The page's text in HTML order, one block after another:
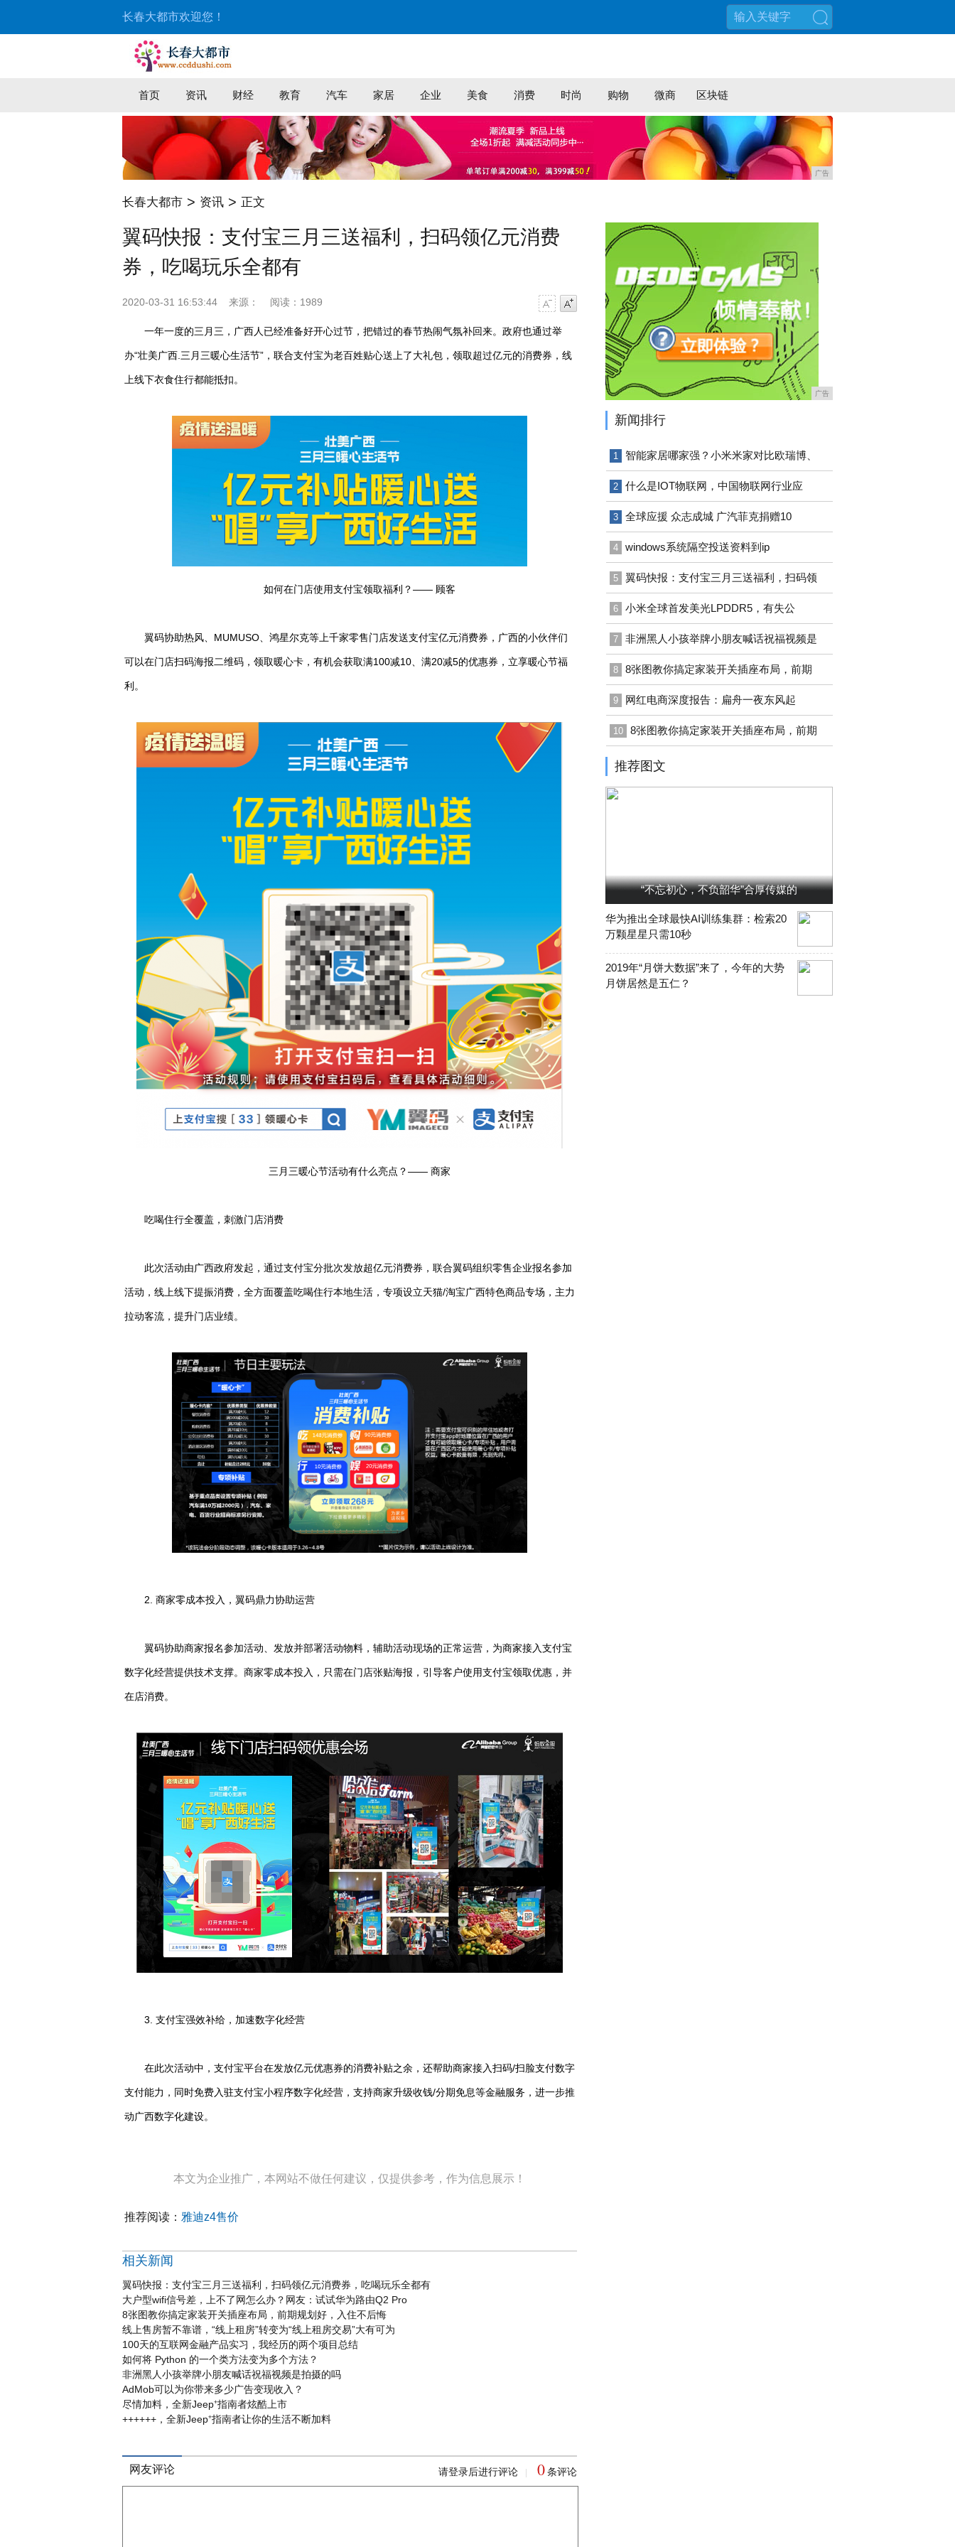
长春大都市欢迎您！
首页 资讯 财经 教育 汽车 家居 企业 美食 消费 时尚 购物 微商 区块链
广告
长春大都市 > 资讯 > 正文
翼码快报：支付宝三月三送福利，扫码领亿元消费
券，吃喝玩乐全都有
2020-03-31 16:53:44 来源： 阅读：1989
一年一度的三月三，广西人已经准备好开心过节，把错过的春节热闹气氛补回来。政府也通过举
办“壮美广西.三月三暖心生活节”，联合支付宝为老百姓贴心送上了大礼包，领取超过亿元的消费券，线
上线下衣食住行都能抵扣。
如何在门店使用支付宝领取福利？—— 顾客
翼码协助热风、MUMUSO、鸿星尔克等上千家零售门店发送支付宝亿元消费券，广西的小伙伴们
可以在门店扫码海报二维码，领取暖心卡，有机会获取满100减10、满20减5的优惠券，立享暖心节福
利。
三月三暖心节活动有什么亮点？—— 商家
吃喝住行全覆盖，刺激门店消费
此次活动由广西政府发起，通过支付宝分批次发放超亿元消费券，联合翼码组织零售企业报名参加
活动，线上线下提振消费，全方面覆盖吃喝住行本地生活，专项设立天猫/淘宝广西特色商品专场，主力
拉动客流，提升门店业绩。
2. 商家零成本投入，翼码鼎力协助运营
翼码协助商家报名参加活动、发放并部署活动物料，辅助活动现场的正常运营，为商家接入支付宝
数字化经营提供技术支撑。商家零成本投入，只需在门店张贴海报，引导客户使用支付宝领取优惠，并
在店消费。
3. 支付宝强效补给，加速数字化经营
在此次活动中，支付宝平台在发放亿元优惠券的消费补贴之余，还帮助商家接入扫码/扫脸支付数字
支付能力，同时免费入驻支付宝小程序数字化经营，支持商家升级收钱/分期免息等金融服务，进一步推
动广西数字化建设。
本文为企业推广，本网站不做任何建议，仅提供参考，作为信息展示！
推荐阅读： 雅迪z4售价
相关新闻
翼码快报：支付宝三月三送福利，扫码领亿元消费券，吃喝玩乐全都有
大户型wifi信号差，上不了网怎么办？网友：试试华为路由Q2 Pro
8张图教你搞定家装开关插座布局，前期规划好，入住不后悔
线上售房暂不靠谱，“线上租房”转变为“线上租房交易”大有可为
100天的互联网金融产品实习，我经历的两个项目总结
如何将 Python 的一个类方法变为多个方法？
非洲黑人小孩举牌小朋友喊话祝福视频是拍摄的吗
AdMob可以为你带来多少广告变现收入？
尽情加料，全新Jeep⁺指南者炫酷上市
++++++，全新Jeep⁺指南者让你的生活不断加料
网友评论 请登录后进行评论 0条评论
广告
新闻排行
1 智能家居哪家强？小米米家对比欧瑞博、
2 什么是IOT物联网，中国物联网行业应
3 全球应援 众志成城 广汽菲克捐赠10
4 windows系统隔空投送资料到ip
5 翼码快报：支付宝三月三送福利，扫码领
6 小米全球首发美光LPDDR5，有失公
7 非洲黑人小孩举牌小朋友喊话祝福视频是
8 8张图教你搞定家装开关插座布局，前期
9 网红电商深度报告：扁舟一夜东风起
10 8张图教你搞定家装开关插座布局，前期
推荐图文
“不忘初心，不负韶华”合厚传媒的
华为推出全球最快AI训练集群：检索20
万颗星星只需10秒
2019年“月饼大数据”来了，今年的大势
月饼居然是五仁？